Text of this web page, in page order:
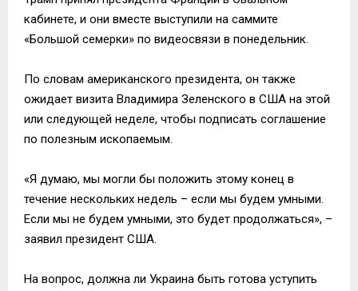
кабинете, и они вместе выступили на саммите
«Большой семерки» по видеосвязи в понедельник.
По словам американского президента, он также
ожидает визита Владимира Зеленского в США на этой
или следующей неделе, чтобы подписать соглашение
по полезным ископаемым.
«Я думаю, мы могли бы положить этому конец в
течение нескольких недель – если мы будем умными.
Если мы не будем умными, это будет продолжаться», –
заявил президент США.
На вопрос, должна ли Украина быть готова уступить